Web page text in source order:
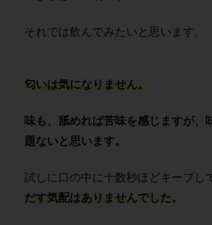
それでは飲んでみたいと思います。
匂いは気になりません。
味も、舐めれば苦味を感じますが、
題ないと思います。
試しに口の中に十数秒ほどキープし
だす気配はありませんでした。